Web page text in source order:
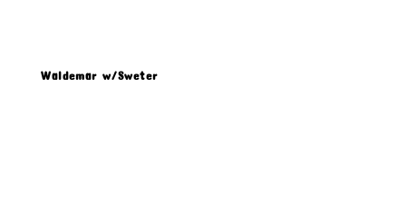
Waldemar w/Sweter